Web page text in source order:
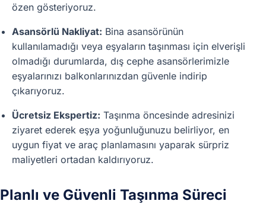
özen gösteriyoruz.
Asansörlü Nakliyat: Bina asansörünün
kullanılamadığı veya eşyaların taşınması için elverişli
olmadığı durumlarda, dış cephe asansörlerimizle
eşyalarınızı balkonlarınızdan güvenle indirip
çıkarıyoruz.
Ücretsiz Ekspertiz: Taşınma öncesinde adresinizi
ziyaret ederek eşya yoğunluğunuzu belirliyor, en
uygun fiyat ve araç planlamasını yaparak sürpriz
maliyetleri ortadan kaldırıyoruz.
Planlı ve Güvenli Taşınma Süreci